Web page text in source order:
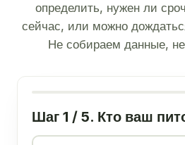
определить, нужен ли
сейчас, или можно
Не собираем данные,
Шаг 1 / 5. Кто ваш